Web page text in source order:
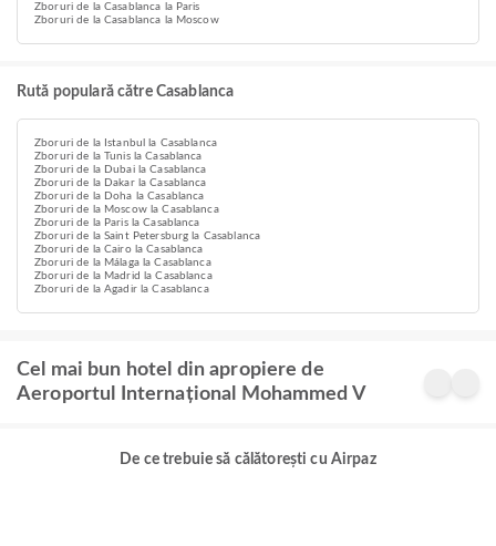
Zboruri de la Casablanca la Paris
Zboruri de la Casablanca la Moscow
Rută populară către Casablanca
Zboruri de la Istanbul la Casablanca
Zboruri de la Tunis la Casablanca
Zboruri de la Dubai la Casablanca
Zboruri de la Dakar la Casablanca
Zboruri de la Doha la Casablanca
Zboruri de la Moscow la Casablanca
Zboruri de la Paris la Casablanca
Zboruri de la Saint Petersburg la Casablanca
Zboruri de la Cairo la Casablanca
Zboruri de la Málaga la Casablanca
Zboruri de la Madrid la Casablanca
Zboruri de la Agadir la Casablanca
Cel mai bun hotel din apropiere de
Aeroportul Internațional Mohammed V
De ce trebuie să călătorești cu Airpaz